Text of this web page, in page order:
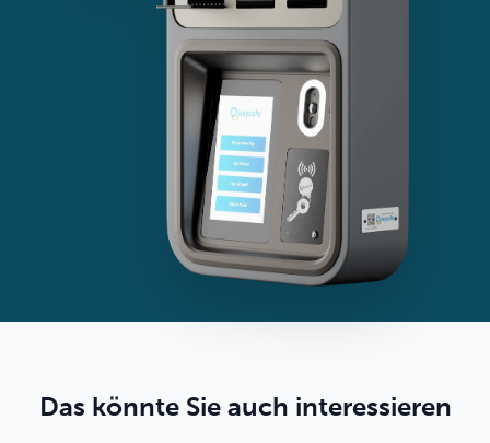
Das könnte Sie auch interessieren